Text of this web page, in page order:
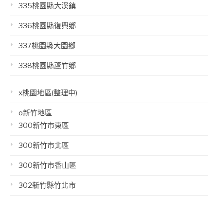
335桃園縣大溪鎮
336桃園縣復興鄉
337桃園縣大園鄉
338桃園縣蘆竹鄉
x桃園地區(整理中)
o新竹地區
300新竹市東區
300新竹市北區
300新竹市香山區
302新竹縣竹北市